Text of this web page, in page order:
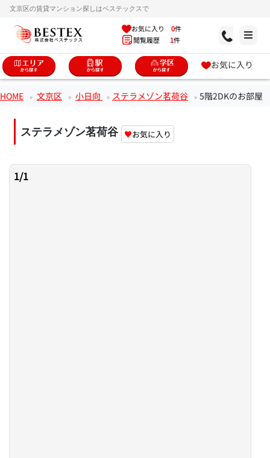
文京区の賃貸マンション探しはベステックスで
お気に入り 0件
閲覧履歴 1件
お気に入り
HOME 文京区 小日向 ステラメゾン茗荷谷 5階2DKのお部屋
ステラメゾン茗荷谷 ♥お気に入り
1/1